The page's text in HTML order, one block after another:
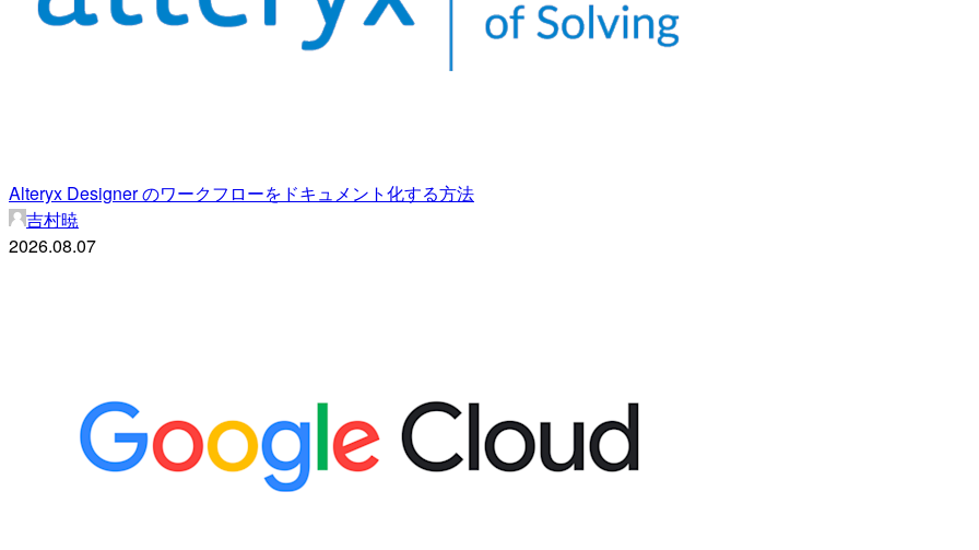
Alteryx Designer のワークフローをドキュメント化する方法
吉村暁
2026.08.07